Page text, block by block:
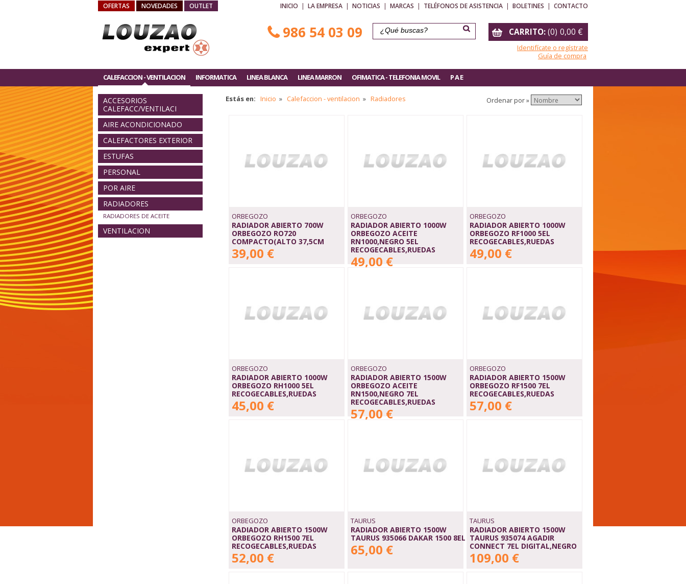
OFERTAS NOVEDADES OUTLET INICIO | LA EMPRESA | NOTICIAS | MARCAS | TELÉFONOS DE ASISTENCIA | BOLETINES | CONTACTO
0,00 €
CARRITO:(0)
Identifícate o regístrate
Guía de compra
986 54 03 09
CALEFACCION - VENTILACION INFORMATICA LINEA BLANCA LINEA MARRON OFIMATICA - TELEFONIA MOVIL P A E
ACCESORIOS
CALEFACC/VENTILACI
AIRE ACONDICIONADO
CALEFACTORES EXTERIOR
ESTUFAS
PERSONAL
POR AIRE
RADIADORES
RADIADORES DE ACEITE
VENTILACION
Ordenar por »
Estás en: Inicio » Calefaccion - ventilacion » Radiadores
ORBEGOZO
RADIADOR ABIERTO 700W
ORBEGOZO RO720
COMPACTO(ALTO 37,5CM
39,00 €
ORBEGOZO
RADIADOR ABIERTO 1000W
ORBEGOZO ACEITE
RN1000,NEGRO 5EL
RECOGECABLES,RUEDAS
49,00 €
ORBEGOZO
RADIADOR ABIERTO 1000W
ORBEGOZO RF1000 5EL
RECOGECABLES,RUEDAS
49,00 €
ORBEGOZO
RADIADOR ABIERTO 1000W
ORBEGOZO RH1000 5EL
RECOGECABLES,RUEDAS
45,00 €
ORBEGOZO
RADIADOR ABIERTO 1500W
ORBEGOZO ACEITE
RN1500,NEGRO 7EL
RECOGECABLES,RUEDAS
57,00 €
ORBEGOZO
RADIADOR ABIERTO 1500W
ORBEGOZO RF1500 7EL
RECOGECABLES,RUEDAS
57,00 €
ORBEGOZO
RADIADOR ABIERTO 1500W
ORBEGOZO RH1500 7EL
RECOGECABLES,RUEDAS
52,00 €
TAURUS
RADIADOR ABIERTO 1500W
TAURUS 935066 DAKAR 1500 8EL
65,00 €
TAURUS
RADIADOR ABIERTO 1500W
TAURUS 935074 AGADIR
CONNECT 7EL DIGITAL,NEGRO
109,00 €